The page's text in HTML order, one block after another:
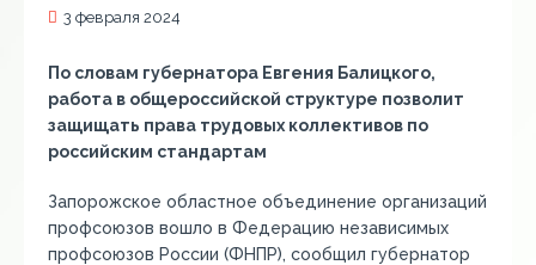
3 февраля 2024
По словам губернатора Евгения Балицкого,
работа в общероссийской структуре позволит
защищать права трудовых коллективов по
российским стандартам
Запорожское областное объединение организаций
профсоюзов вошло в Федерацию независимых
профсоюзов России (ФНПР), сообщил губернатор